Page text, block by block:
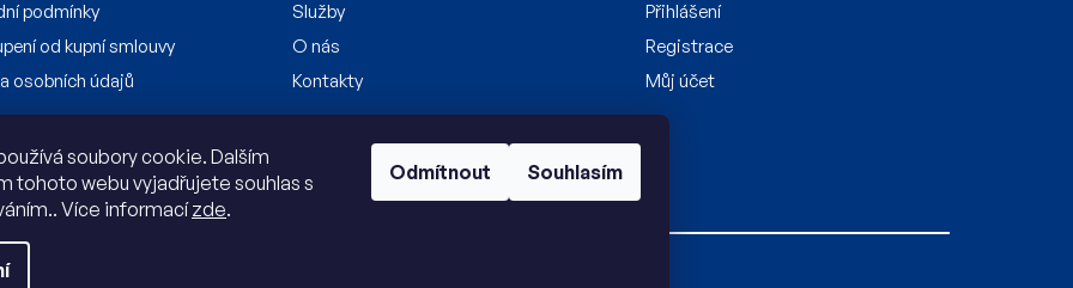
soubory cookie. Dalším
tohoto webu vyjadřujete souhlas s
Více informacízde.
Odmítnout Souhlasím
podmínky
od kupní smlouvy
osobních údajů
Služby
O nás
Kontakty
Přihlášení
Registrace
Můj účet